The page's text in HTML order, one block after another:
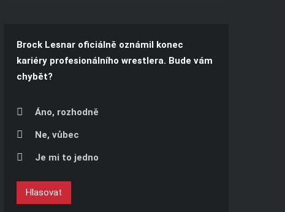
Brock Lesnar oficiálně oznámil konec
kariéry profesionálního wrestlera. Bude vám
chybět?
Áno, rozhodně
Ne, vůbec
Je mi to jedno
Hlasovat